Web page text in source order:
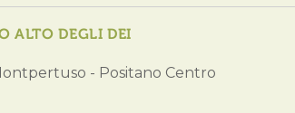
ALTO DEGLI DEI
- Positano Centro